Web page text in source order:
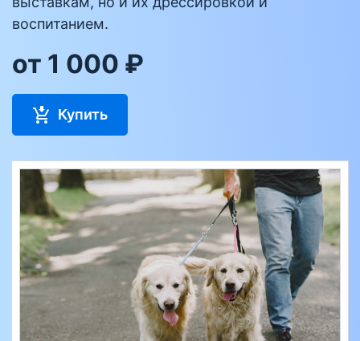
воспитанием.
от 1 000 ₽
Купить